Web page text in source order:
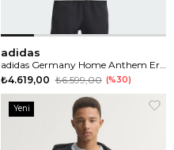
adidas
₺4.619,00 ₺6.599,00 %30
Yeni